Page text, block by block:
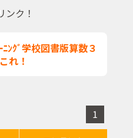
ﾝｸﾞ学校図書版算数３
れ！
1